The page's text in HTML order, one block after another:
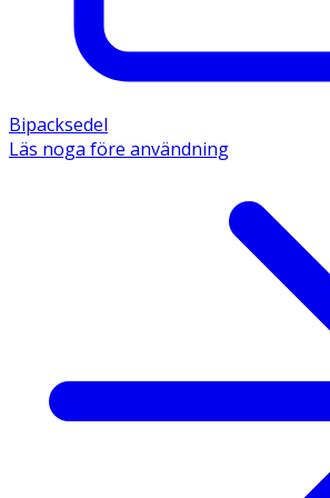
Bipacksedel
Läs noga före användning